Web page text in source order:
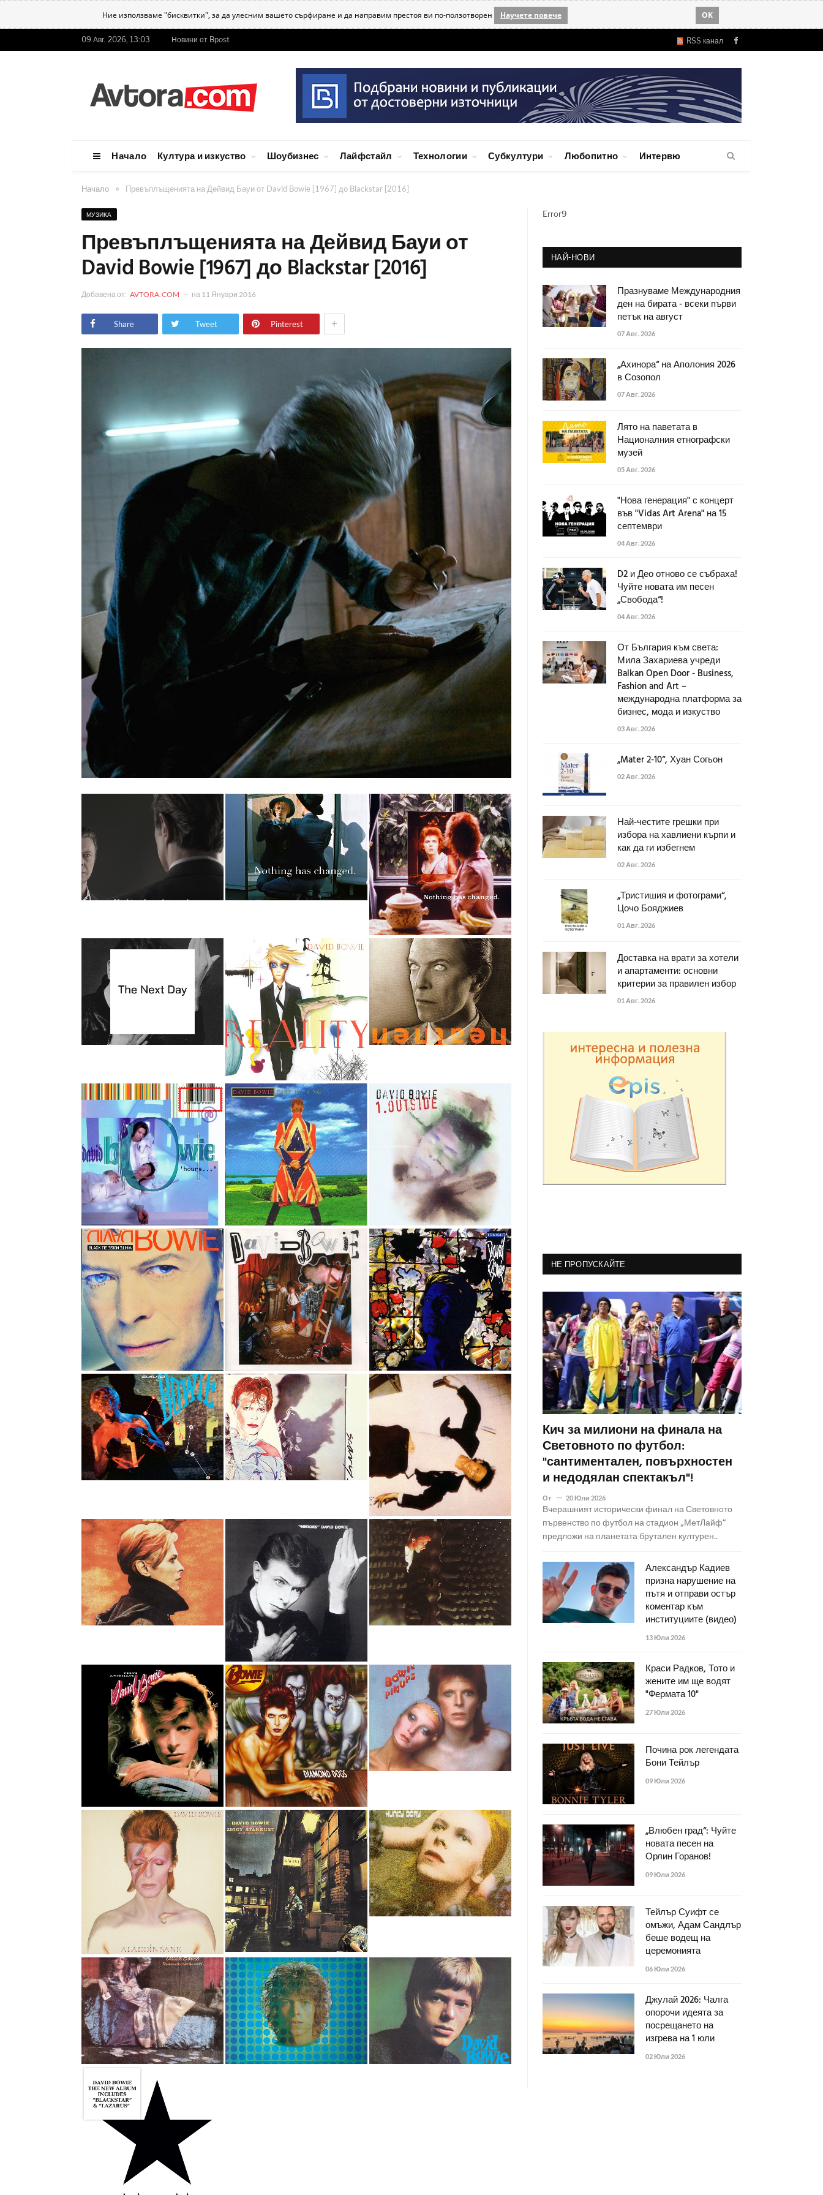
Ние използваме "бисквитки", за да улесним вашето сърфиране и да направим престоя ви по-ползотворен Научете повече OK
09 Авг. 2026, 13:03 Новини от Bpost RSS канал Facebook
Начало Култура и изкуство Шоубизнес Лайфстайл Технологии Субкултури Любопитно Интервю
Начало » Превъплъщенията на Дейвид Бауи от David Bowie [1967] до Blackstar [2016]
МУЗИКА
Превъплъщенията на Дейвид Бауи от
David Bowie [1967] до Blackstar [2016]
Добавена от: AVTORA.COM на 11 Януари 2016
Share Tweet Pinterest +
Error9
НАЙ-НОВИ
Празнуваме Международния
ден на бирата - всеки първи
петък на август
07 Авг. 2026
„Ахинора“ на Аполония 2026
в Созопол
07 Авг. 2026
Лято на паветата в
Националния етнографски
музей
05 Авг. 2026
"Нова генерация" с концерт
във "Vidas Art Arena" на 15
септември
04 Авг. 2026
D2 и Део отново се събраха!
Чуйте новата им песен
„Свобода“!
04 Авг. 2026
От България към света:
Мила Захариева учреди
Balkan Open Door - Business,
Fashion and Art –
международна платформа за
бизнес, мода и изкуство
03 Авг. 2026
„Mater 2-10“, Хуан Согьон
02 Авг. 2026
Най-честите грешки при
избора на хавлиени кърпи и
как да ги избегнем
02 Авг. 2026
„Тристишия и фотограми“,
Цочо Бояджиев
01 Авг. 2026
Доставка на врати за хотели
и апартаменти: основни
критерии за правилен избор
01 Авг. 2026
НЕ ПРОПУСКАЙТЕ
Кич за милиони на финала на
Световното по футбол:
"сантиментален, повърхностен
и недодялан спектакъл"!
От 20 Юли 2026
Вчерашният исторически финал на Световното
първенство по футбол на стадион „МетЛайф“
предложи на планетата брутален културен..
Александър Кадиев
призна нарушение на
пътя и отправи остър
коментар към
институциите (видео)
13 Юли 2026
Краси Радков, Тото и
жените им ще водят
"Фермата 10"
27 Юли 2026
Почина рок легендата
Бони Тейлър
09 Юли 2026
„Влюбен град“: Чуйте
новата песен на
Орлин Горанов!
09 Юли 2026
Тейлър Суифт се
омъжи, Адам Сандлър
беше водещ на
церемонията
06 Юли 2026
Джулай 2026: Чалга
опорочи идеята за
посрещането на
изгрева на 1 юли
02 Юли 2026